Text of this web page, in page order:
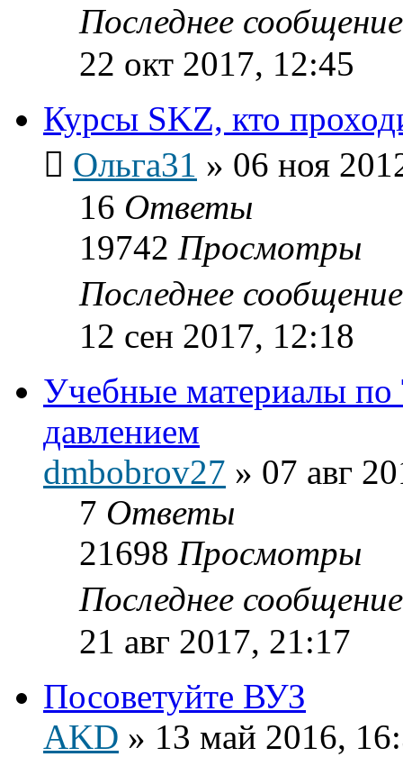
Последнее
22 окт 2017, 12:45
Курсы SKZ, кто
Ольга31 » 06 ноя
16 Ответы
19742 Просмотры
Последнее
12 сен 2017, 12:18
Учебные материалы
давлением
dmbobrov27 » 07 авг
7 Ответы
21698 Просмотры
Последнее
21 авг 2017, 21:17
Посоветуйте ВУЗ
AKD » 13 май 2016,